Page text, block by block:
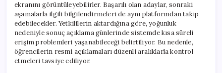
ekranını görüntüleyebilirler. Başarılı olan adaylar, sonraki
aşamalarla ilgili bilgilendirmeleri de aynı platformdan takip
edebilecekler. Yetkililerin aktardığına göre, yoğunluk
nedeniyle sonuç açıklama günlerinde sistemde kısa süreli
erişim problemleri yaşanabileceği belirtiliyor. Bu nedenle,
öğrencilerin resmi açıklamaları düzenli aralıklarla kontrol
etmeleri tavsiye ediliyor.